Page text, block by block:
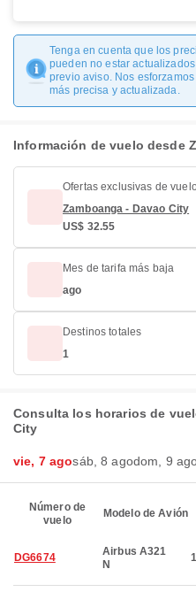
Tenga en cuenta que los
pueden no estar
previo aviso. Nos
más precisa y actualizada.
Información de vuelo desde
Ofertas exclusivas de
Zamboanga - Davao City
US$ 32.55
Mes de tarifa más baja
ago
Destinos totales
1
Consulta los horarios de
City
vie, 7 agosáb, 8 agodom, 9
Número de
vuelo
Modelo de Avión
DG6674
Airbus A321
N